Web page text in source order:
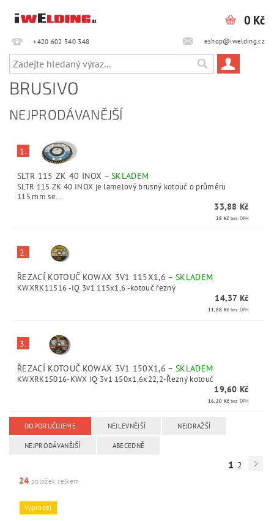
+420 602 340 348‎‎ eshop@iwelding.cz
0 Kč
BRUSIVO
NEJPRODÁVANĚJŠÍ
1.
SLTR 115 ZK 40 INOX –SKLADEM
SLTR 115 ZK 40 INOX je lamelový brusný kotouč o průměru
115 mm se...
33,88 Kč
28 Kč bez DPH
2.
ŘEZACÍ KOTOUČ KOWAX 3V1 115X1,6 –SKLADEM
KWXRK11516 -IQ 3v1 115x1,6 -kotouč řezný
14,37 Kč
11,88 Kč bez DPH
3.
ŘEZACÍ KOTOUČ KOWAX 3V1 150X1,6 –SKLADEM
KWXRK15016-KWX IQ 3v1 150x1,6x22,2-Řezný kotouč
19,60 Kč
16,20 Kč bez DPH
DOPORUČUJEME NEJLEVNĚJŠÍ NEJDRAŽŠÍ
NEJPRODÁVANĚJŠÍ ABECEDNĚ
1 2
24 položek celkem
Výprodej